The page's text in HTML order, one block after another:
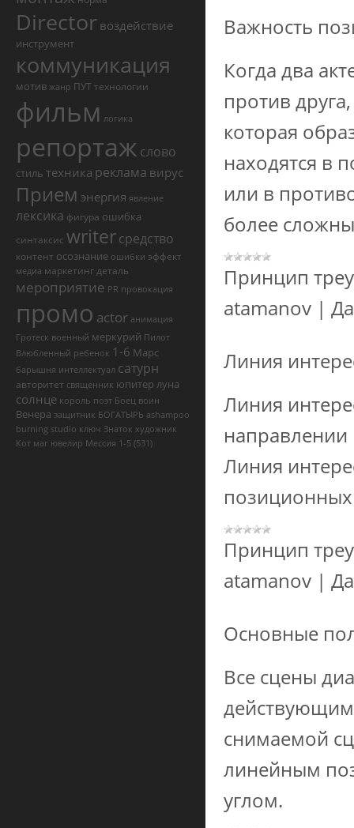
Director воздействие
инструмент
коммуникация
мотив жанр ПУТ технологии
фильм логика
репортаж слово
стиль техника реклама вирус
Прием энергия явление
лексика фигура ошибка
синтаксис writerсредство
контент осознание ошибки эффект
медиа маркетингдеталь
мероприятие PR провокация
промо actor анимация
Гротеск военный меркурий Пилот
Влюбленный ребенок 1-6 Марс
барышня интеллектуал сатурн
авторитет священник юпитер луна
солнце король поэт Боец воин
Венера защитник БОГАТЫРЬ ashampoo
burning studio ключ Знаток художник
Кот маг ювелир Мессия 1-5 (531)
Важность
Когда два
против
которая
находятся в
или в
более
Принцип
atamanov |
Линия
Линия
Линия
Принцип
atamanov |
Основные
Все сцены
снимаемой
линейным
углом.